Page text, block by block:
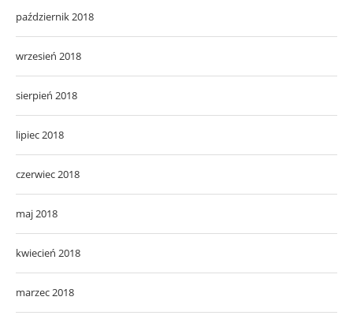
październik 2018
wrzesień 2018
sierpień 2018
lipiec 2018
czerwiec 2018
maj 2018
kwiecień 2018
marzec 2018